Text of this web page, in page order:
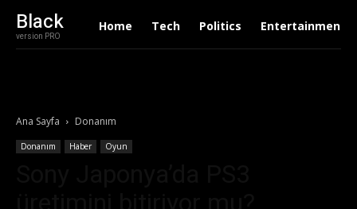
Black
version PRO
Home Tech Politics Entertainment
Ana Sayfa Donanım
Donanım Haber Oyun